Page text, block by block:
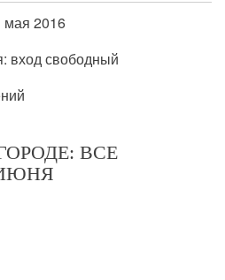
мая 2016
вход свободный
ВСЕ